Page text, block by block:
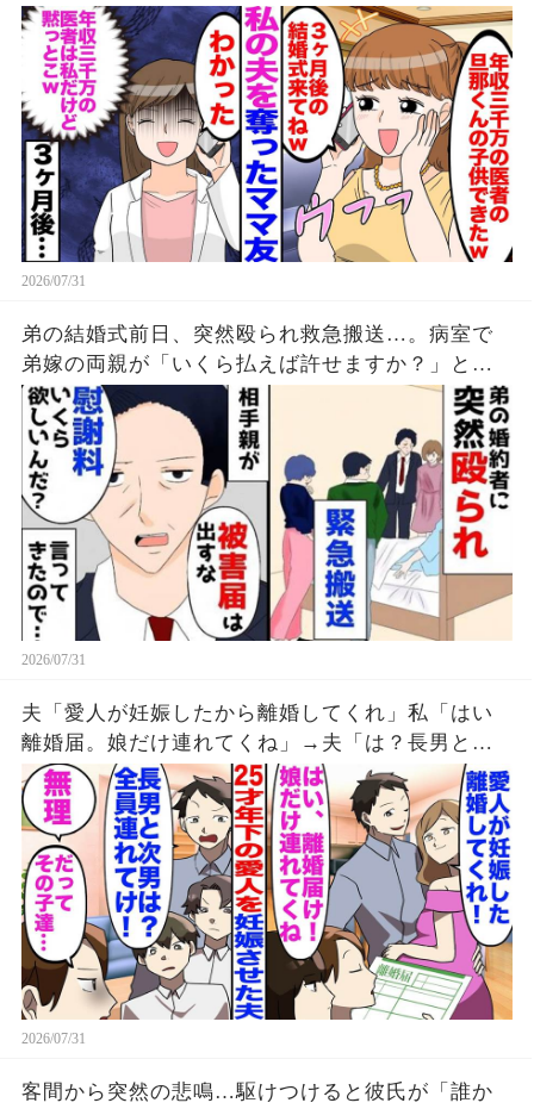
私「分かった（年収3千万の医者は私だけど黙っと
こ）」3ヶ月後w
2026/07/31
弟の結婚式前日、突然殴られ救急搬送…。病室で
弟嫁の両親が「いくら払えば許せますか？」と言
った結果…
2026/07/31
夫「愛人が妊娠したから離婚してくれ」私「はい
離婚届。娘だけ連れてくね」→夫「は？長男と次
男は？全員連れてけよ」私「無理、だってその子
達...」
2026/07/31
客間から突然の悲鳴…駆けつけると彼氏が「誰か